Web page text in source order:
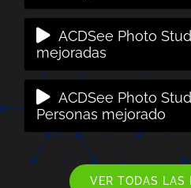
ACDSee Photo
mejoradas
ACDSee Photo
Personas mejorado
VER TODAS LAS